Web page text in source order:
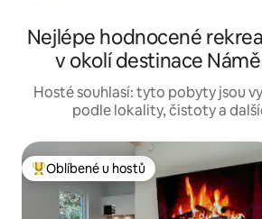
Nejlépe hodnocené
v okolí destinace
Hosté souhlasí: tyto pobyty jsou
podle lokality, čistoty a
Nejlepší v kategorii Oblíbené u hostů
Oblíbené u hostů